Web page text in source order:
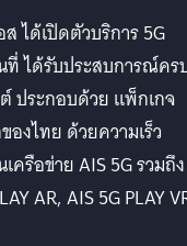
ได้เปิดตัวบริการ 5G
ได้รับประสบการณ์คร
ประกอบด้วย แพ็กเกจ
องไทย ด้วยความเร็ว
ครือข่าย AIS 5G รวมถึง
AR, AIS 5G PLAY